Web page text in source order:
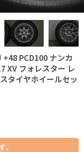
+48 PCD100 ナンカ
XV フォレスター レ
タイヤホイールセッ
。